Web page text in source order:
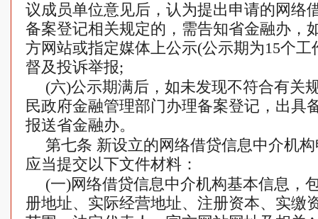
议成员单位意见后，认为提出申请的网络
备案登记相关规定的，需告知省金融办，
方网站或指定媒体上公示(公示期为15个
督及投诉举报;
(六)公示期满后，如未发现不符合有关
民政府金融管理部门办理备案登记，出具
报送省金融办。
第七条 新设立的网络借贷信息中介机
应当提交以下文件材料：
(一)网络借贷信息中介机构基本信息，
册地址、实际经营地址、注册资本、实缴